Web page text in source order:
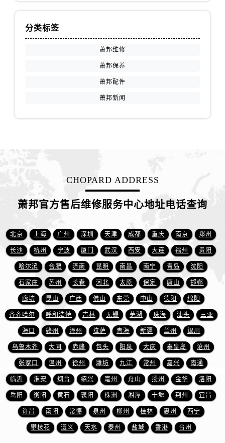
分类标签
萧邦维修
萧邦保养
萧邦配件
萧邦新闻
CHOPARD ADDRESS
萧邦官方售后维修服务中心地址电话查询
北京 上海 广州 深圳 天津 成都 重庆 南京 郑州
长沙 杭州 宁波 厦门 武汉 西安 大连 福州 贵阳
哈尔滨 合肥 济南 昆明 南昌 南宁 青岛 沈阳
石家庄 苏州 长春 河北 太原 保定 唐山 邯郸
廊坊 昆山 广西 佛山 东莞 中山 德阳 绵阳
齐齐哈尔 呼和浩特 吉林 无锡 芜湖 珠海 汕头 三亚
海口 赣州 漳州 拉萨 青海 新疆 兰州 银川
乌鲁木齐 大同 赤峰 包头 阳泉 大庆 秦皇岛 沧州
张家口 温州 徐州 潍坊 九江 常州 嘉兴 南通
临沂 淮安 烟台 绍兴 亳州 舟山 扬州 金华 洛阳
岳阳 衡阳 黄石 襄阳 株洲 湘潭 十堰 荆州 宜昌
许昌 南阳 常德 泉州 柳州 桂林 惠州 西宁
攀枝花 遵义 天水 泰州 盐城 香港 台州